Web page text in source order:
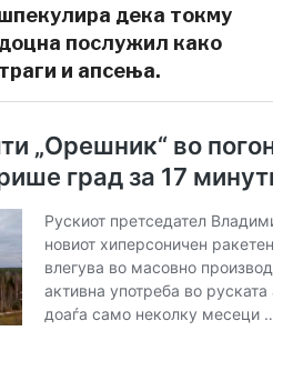
дека токму
послужил како
и апсења.